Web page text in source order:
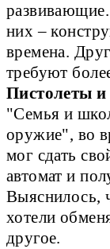
них –
времена.
требуют
Пистолеты
"Семья и
оружие", во
мог сдать
автомат и
Выяснилось,
хотели
другое.